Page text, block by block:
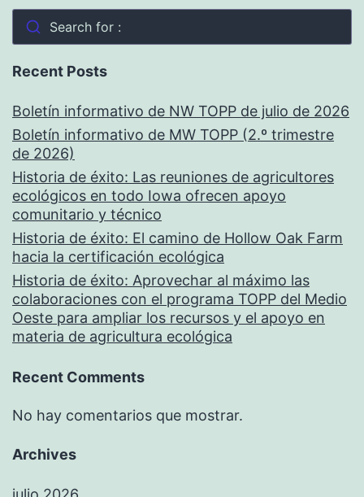
Search for :
Recent Posts
Boletín informativo de NW TOPP de julio de 2026
Boletín informativo de MW TOPP (2.º trimestre
de 2026)
Historia de éxito: Las reuniones de agricultores
ecológicos en todo Iowa ofrecen apoyo
comunitario y técnico
Historia de éxito: El camino de Hollow Oak Farm
hacia la certificación ecológica
Historia de éxito: Aprovechar al máximo las
colaboraciones con el programa TOPP del Medio
Oeste para ampliar los recursos y el apoyo en
materia de agricultura ecológica
Recent Comments
No hay comentarios que mostrar.
Archives